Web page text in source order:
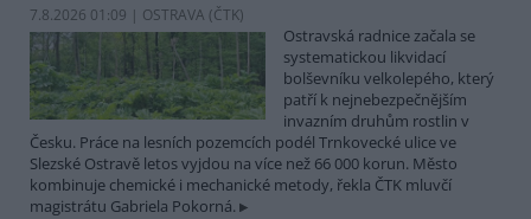
7.8.2026 01:09 | OSTRAVA (ČTK)
Ostravská radnice začala se
systematickou likvidací
bolševníku velkolepého, který
patří k nejnebezpečnějším
invazním druhům rostlin v
Česku. Práce na lesních pozemcích podél Trnkovecké ulice ve
Slezské Ostravě letos vyjdou na více než 66 000 korun. Město
kombinuje chemické i mechanické metody, řekla ČTK mluvčí
magistrátu Gabriela Pokorná.